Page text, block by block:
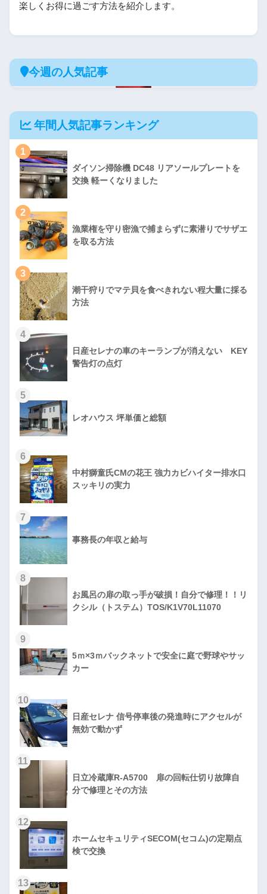
楽しくお得に過ごす方法を紹介します。
今週の人気記事
年間人気記事ランキング
1
ダイソン掃除機 DC48 リアソールプレートを
交換 軽ーくなりました
2
漁業権を守り密漁で捕まらずに素潜りでサザエ
を取る方法
3
潮干狩りでマテ貝を食べきれない程大量に採る
方法
4
日産セレナの車のキーランプが消えない KEY
警告灯の点灯
5
レオハウス 坪単価と総額
6
中村獅童氏CMの花王 強力カビハイター排水口
スッキリの実力
7
事務長の年収と給与
8
お風呂の扉の取っ手が破損！自分で修理！！リ
クシル（トステム）TOS/K1V70L11070
9
5ｍ×3ｍバックネットで安全に庭で野球やサッ
カー
10
日産セレナ 信号停車後の発進時にアクセルが
無効で動かず
11
日立冷蔵庫R-A5700 扉の回転仕切り故障自
分で修理とその方法
12
ホームセキュリティSECOM(セコム)の定期点
検で交換
13